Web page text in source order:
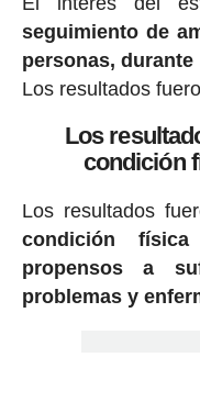
seguimiento de
personas, durante
Los resultados
Los
condición
Los resultados
condición
propensos a
problemas y